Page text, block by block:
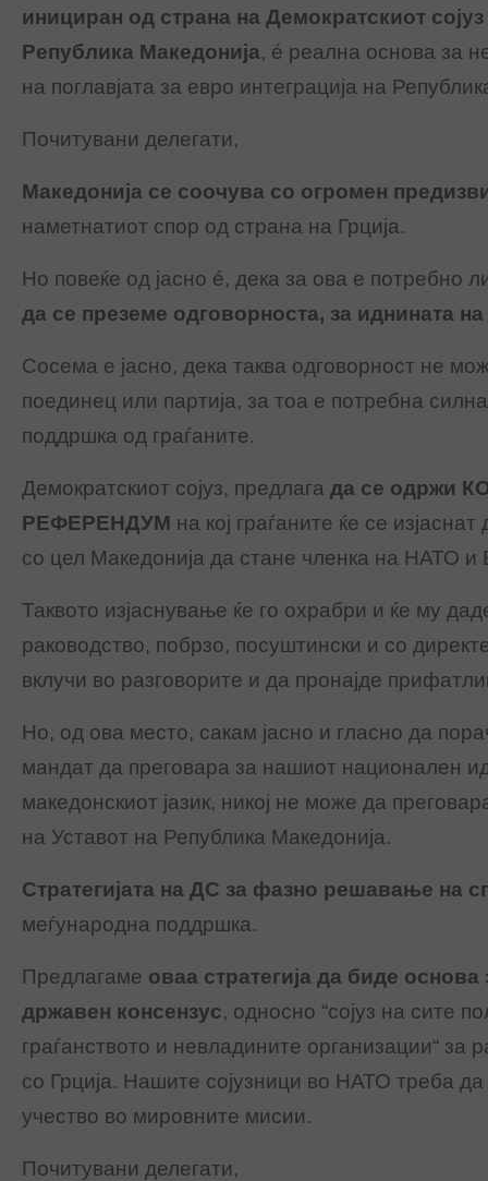
инициран од страна на Демократскиот
Република Македонија, é реална основа за
на поглавјата за евро интеграција на
Почитувани делегати,
Македонија се соочува со огромен
наметнатиот спор од страна на Грција.
Но повеќе од јасно é, дека за ова е потребно
да се преземе одговорноста, за иднината
Сосема е јасно, дека таква одговорност не
поединец или партија, за тоа е потребна
поддршка од граѓаните.
Демократскиот сојуз, предлага да се одржи
РЕФЕРЕНДУМ на кој граѓаните ќе се
со цел Македонија да стане членка на НАТО и
Таквото изјаснување ќе го охрабри и ќе му
раководство, побрзо, посуштински и со
вклучи во разговорите и да пронајде
Но, од ова место, сакам јасно и гласно да
мандат да преговара за нашиот национален
македонскиот јазик, никој не може да
на Уставот на Република Македонија.
Стратегијата на ДС за фазно решавање на
меѓународна поддршка.
Предлагаме оваа стратегија да биде
државен консензус, односно “сојуз на сите
граѓанството и невладините организации“ за
со Грција. Нашите сојузници во НАТО треба да
учество во мировните мисии.
Почитувани делегати,